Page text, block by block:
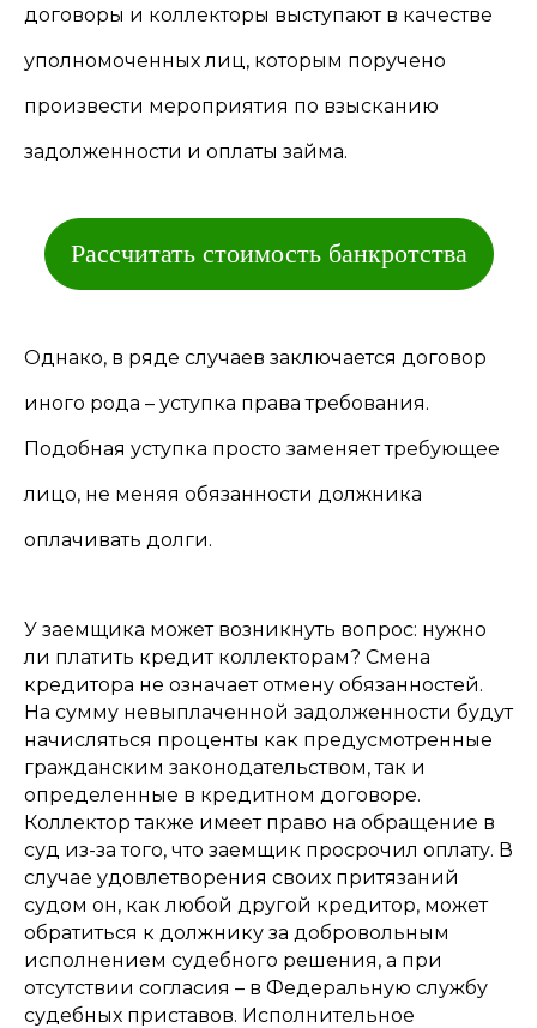
договоры и коллекторы выступают в качестве
уполномоченных лиц, которым поручено
произвести мероприятия по взысканию
задолженности и оплаты займа.
Рассчитать стоимость банкротства
Однако, в ряде случаев заключается договор
иного рода – уступка права требования.
Подобная уступка просто заменяет требующее
лицо, не меняя обязанности должника
оплачивать долги.
У заемщика может возникнуть вопрос: нужно
ли платить кредит коллекторам? Смена
кредитора не означает отмену обязанностей.
На сумму невыплаченной задолженности будут
начисляться проценты как предусмотренные
гражданским законодательством, так и
определенные в кредитном договоре.
Коллектор также имеет право на обращение в
суд из-за того, что заемщик просрочил оплату. В
случае удовлетворения своих притязаний
судом он, как любой другой кредитор, может
обратиться к должнику за добровольным
исполнением судебного решения, а при
отсутствии согласия – в Федеральную службу
судебных приставов. Исполнительное